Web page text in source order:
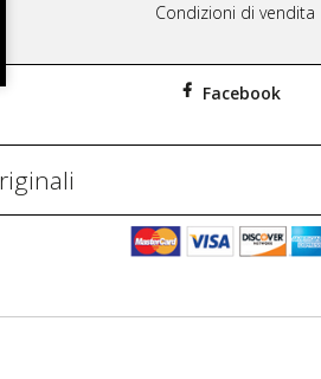
Condizioni di vendita
Facebook